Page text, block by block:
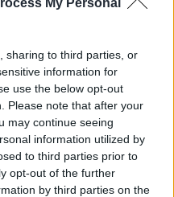
sharing to third parties, or
information for
use the below opt-out
Please note that after your
may continue seeing
information utilized by
to third parties prior to
opt-out of the further
by third parties on the
μηνών αντιστοιχούν
2025–2026).
(ευέλικτη
οδηγώντας σε
του κλάδου με
για την περίοδο